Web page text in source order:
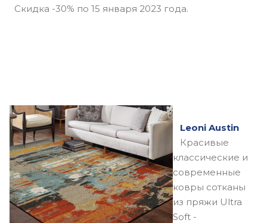
Скидка -30% по 15 января 2023 года.
Leoni Austin
Красивые
классические и
современные
ковры сотканы
из пряжи Ultra
Soft -